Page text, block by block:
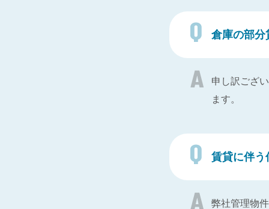
倉庫の部分
申し訳ござ
ます。
賃貸に伴う
弊社管理物